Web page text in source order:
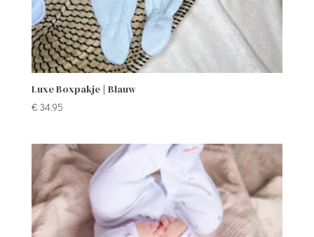
Luxe Boxpakje | Blauw
€ 34,95